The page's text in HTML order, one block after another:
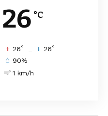
26 °C
26° 26°
90%
1 km/h